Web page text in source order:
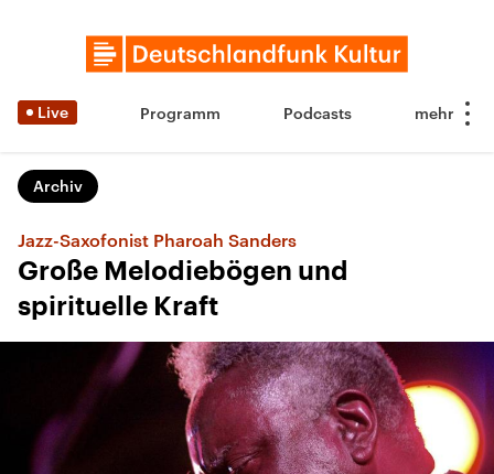
Live Programm Podcasts
Archiv
Jazz-Saxofonist Pharoah Sanders
Große Melodiebögen und
spirituelle Kraft